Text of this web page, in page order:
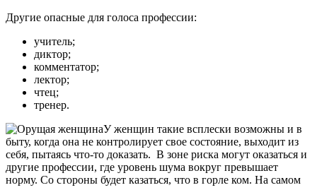
Другие опасные для голоса профессии:
учитель;
диктор;
комментатор;
лектор;
чтец;
тренер.
У женщин такие всплески возможны и в
быту, когда она не контролирует свое состояние, выходит из
себя, пытаясь что-то доказать. В зоне риска могут оказаться и
другие профессии, где уровень шума вокруг превышает
норму. Со стороны будет казаться, что в горле ком. На самом